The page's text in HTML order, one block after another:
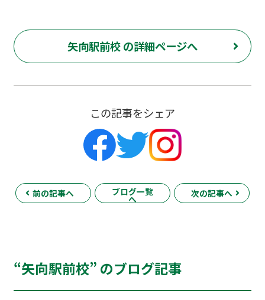
矢向駅前校 の詳細ページへ
この記事をシェア
前の記事へ ブログ一覧
へ
次の記事へ
“矢向駅前校” のブログ記事